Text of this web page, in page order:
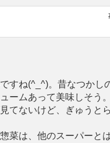
すね(^_^)。昔なつかし
ームあって美味しそう
てないけど、ぎゅうと
菜は、他のスーパーと